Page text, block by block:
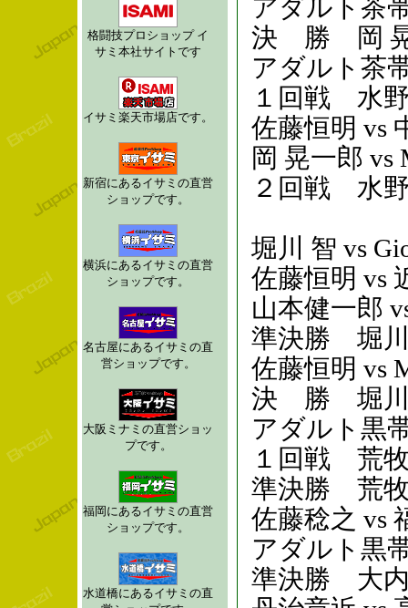
格闘技プロショップ イ
サミ本社サイトです
イサミ楽天市場店です。
新宿にあるイサミの直営
ショップです。
横浜にあるイサミの直営
ショップです。
名古屋にあるイサミの直
営ショップです。
大阪ミナミの直営ショッ
プです。
福岡にあるイサミの直営
ショップです。
水道橋にあるイサミの直
アダルト茶
決 勝 岡 晃
アダルト茶
１回戦
佐藤恒
岡 晃一郎
２回戦 水野
堀川 智
佐藤恒
山本健一郎
準決勝
佐藤恒明 vs
決 勝 堀川
アダルト黒
１回戦 荒
準決勝
佐藤稔之 vs
アダルト黒
準決勝